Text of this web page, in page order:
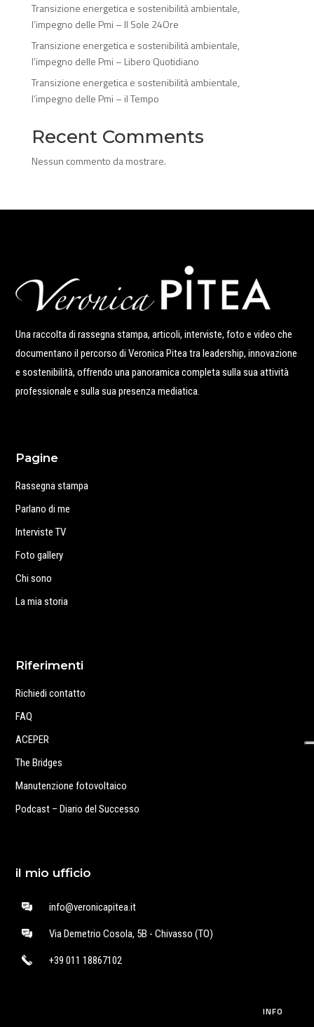
Transizione energetica e sostenibilità ambientale,
l’impegno delle Pmi – Il Sole 24Ore
Transizione energetica e sostenibilità ambientale,
l’impegno delle Pmi – Libero Quotidiano
Transizione energetica e sostenibilità ambientale,
l’impegno delle Pmi – il Tempo
Recent Comments
Nessun commento da mostrare.
Una raccolta di rassegna stampa, articoli, interviste, foto e video che
documentano il percorso di Veronica Pitea tra leadership, innovazione
e sostenibilità, offrendo una panoramica completa sulla sua attività
professionale e sulla sua presenza mediatica.
Pagine
Rassegna stampa
Parlano di me
Interviste TV
Foto gallery
Chi sono
La mia storia
Riferimenti
Richiedi contatto
FAQ
ACEPER
The Bridges
Manutenzione fotovoltaico
Podcast – Diario del Successo
il mio ufficio
info@veronicapitea.it
Via Demetrio Cosola, 5B - Chivasso (TO)
+39 011 18867102
INFO